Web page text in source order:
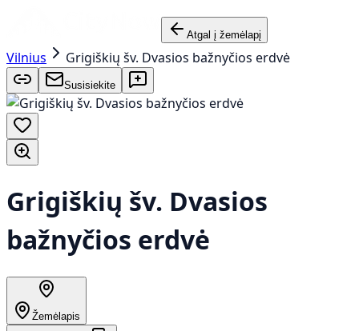
Atgal į žemėlapį
Vilnius Grigiškių šv. Dvasios bažnyčios erdvė
Susisiekite
Grigiškių šv. Dvasios
bažnyčios erdvė
Žemėlapis